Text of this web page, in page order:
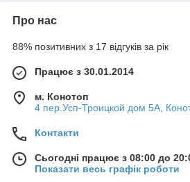
Про нас
88% позитивних з 17 відгуків за рік
Працює з 30.01.2014
м. Конотоп
4 пер.Усп-Троицкой дом 5А,
Контакти
Сьогодні працює з 08:00 до
Показати весь графік роботи